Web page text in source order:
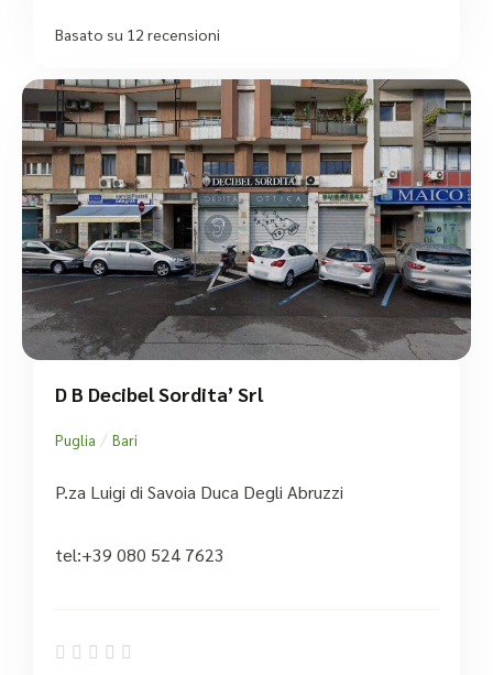
Basato su 12 recensioni
D B Decibel Sordita’ Srl
Puglia / Bari
P.za Luigi di Savoia Duca Degli Abruzzi
tel:+39 080 524 7623
    